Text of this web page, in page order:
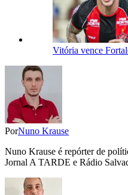
Vitória vence
PorNuno Krause
Nuno Krause é repórter de
Jornal A TARDE e Rádio